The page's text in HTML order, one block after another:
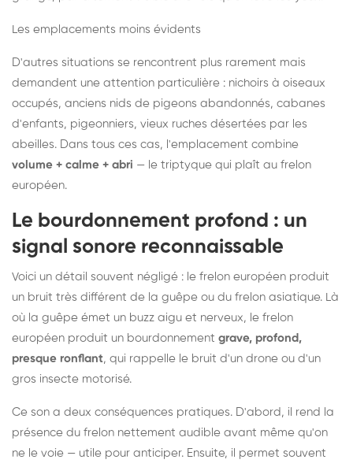
Les emplacements moins évidents
D'autres situations se rencontrent plus rarement mais
demandent une attention particulière : nichoirs à oiseaux
occupés, anciens nids de pigeons abandonnés, cabanes
d'enfants, pigeonniers, vieux ruches désertées par les
abeilles. Dans tous ces cas, l'emplacement combine
volume + calme + abri — le triptyque qui plaît au frelon
européen.
Le bourdonnement profond : un
signal sonore reconnaissable
Voici un détail souvent négligé : le frelon européen produit
un bruit très différent de la guêpe ou du frelon asiatique. Là
où la guêpe émet un buzz aigu et nerveux, le frelon
européen produit un bourdonnement grave, profond,
presque ronflant, qui rappelle le bruit d'un drone ou d'un
gros insecte motorisé.
Ce son a deux conséquences pratiques. D'abord, il rend la
présence du frelon nettement audible avant même qu'on
ne le voie — utile pour anticiper. Ensuite, il permet souvent